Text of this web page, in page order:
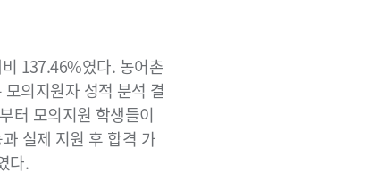
137.46%였다. 농어촌
의지원자 성적 분석 결
터 모의지원 학생들이
실제 지원 후 합격 가
다.